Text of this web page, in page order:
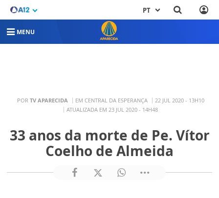
PT
MENU
POR TV APARECIDA EM CENTRAL DA ESPERANÇA
22 JUL 2020 - 13H10
ATUALIZADA EM 23 JUL 2020 - 14H48
33 anos da morte de Pe. Vítor
Coelho de Almeida